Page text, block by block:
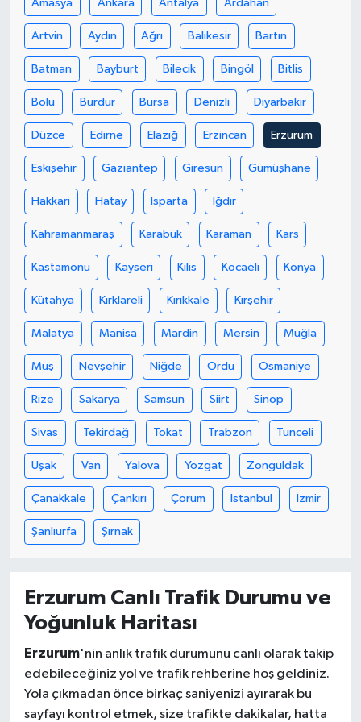
Amasya Ankara Antalya Ardahan
Artvin Aydın Ağrı Balıkesir Bartın
Batman Bayburt Bilecik Bingöl Bitlis
Bolu Burdur Bursa Denizli Diyarbakır
Düzce Edirne Elazığ Erzincan Erzurum
Eskişehir Gaziantep Giresun Gümüşhane
Hakkari Hatay Isparta Iğdır
Kahramanmaraş Karabük Karaman Kars
Kastamonu Kayseri Kilis Kocaeli Konya
Kütahya Kırklareli Kırıkkale Kırşehir
Malatya Manisa Mardin Mersin Muğla
Muş Nevşehir Niğde Ordu Osmaniye
Rize Sakarya Samsun Siirt Sinop
Sivas Tekirdağ Tokat Trabzon Tunceli
Uşak Van Yalova Yozgat Zonguldak
Çanakkale Çankırı Çorum İstanbul İzmir
Şanlıurfa Şırnak
Erzurum Canlı Trafik Durumu ve
Yoğunluk Haritası
Erzurum'nin anlık trafik durumunu canlı olarak takip
edebileceğiniz yol ve trafik rehberine hoş geldiniz.
Yola çıkmadan önce birkaç saniyenizi ayırarak bu
sayfayı kontrol etmek, size trafikte dakikalar, hatta